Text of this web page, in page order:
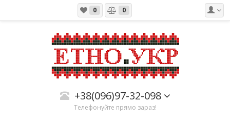
0 0
+38(096)97-32-098
Телефонуйте прямо зараз!